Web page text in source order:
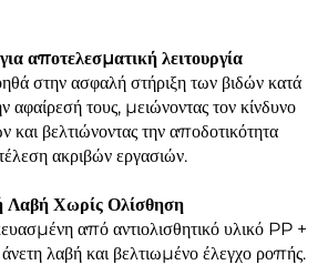
αποτελεσματική λειτουργία
στην ασφαλή στήριξη των βιδών κατά
αφαίρεσή τους, μειώνοντας τον κίνδυνο
βελτιώνοντας την αποδοτικότητα
ακριβών εργασιών.
Λαβή Χωρίς Ολίσθηση
από αντιολισθητικό υλικό PP +
λαβή και βελτιωμένο έλεγχο ροπής.